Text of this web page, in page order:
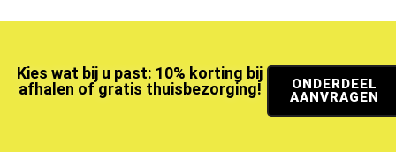
Kies wat bij u past: 10% korting bij
afhalen of gratis thuisbezorging!
ONDERDEEL
AANVRAGEN